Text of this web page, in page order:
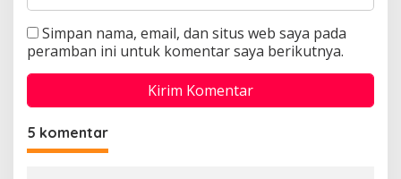
Simpan nama, email, dan situs web saya pada
peramban ini untuk komentar saya berikutnya.
5 komentar